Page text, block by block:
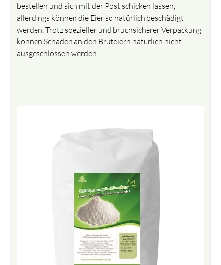
bestellen und sich mit der Post schicken lassen,
allerdings können die Eier so natürlich beschädigt
werden. Trotz spezieller und bruchsicherer Verpackung
können Schäden an den Bruteiern natürlich nicht
ausgeschlossen werden.